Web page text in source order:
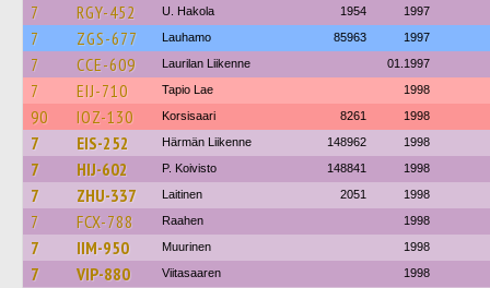
7 RGY-452 U. Hakola 1954 1997
7 ZGS-677 Lauhamo 85963 1997
7 CCE-609 Laurilan Liikenne 01.1997
7 EIJ-710 Tapio Lae 1998
90 IOZ-130 Korsisaari 8261 1998
7 EIS-252 Härmän Liikenne 148962 1998
7 HIJ-602 P. Koivisto 148841 1998
7 ZHU-337 Laitinen 2051 1998
7 FCX-788 Raahen 1998
7 IIM-950 Muurinen 1998
7 VIP-880 Viitasaaren 1998